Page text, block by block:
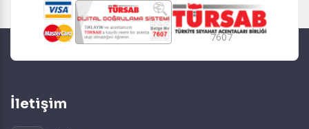
7607
İletişim